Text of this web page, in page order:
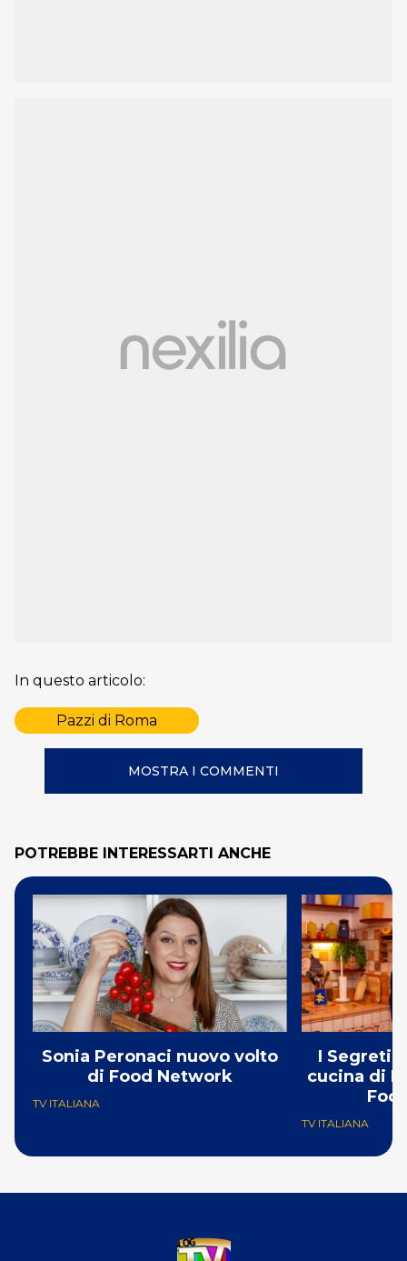
In questo articolo:
Pazzi di Roma
MOSTRA I COMMENTI
POTREBBE INTERESSARTI ANCHE
Sonia Peronaci nuovo volto
di Food Network
TV ITALIANA
I Segreti
cucina di
TV ITALIANA